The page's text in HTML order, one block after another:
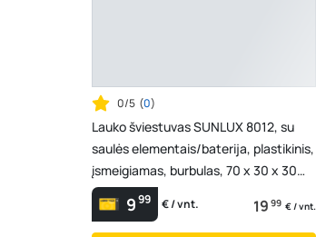
0/5 (0)
Lauko šviestuvas SUNLUX 8012, su
saulės elementais/baterija, plastikinis,
įsmeigiamas, burbulas, 70 x 30 x 30
cm, A17069...
999 € / vnt. 19 99 € / vnt.